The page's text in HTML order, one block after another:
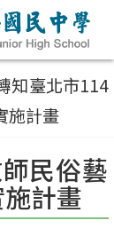
知臺北市114
施計畫
民俗藝
計畫